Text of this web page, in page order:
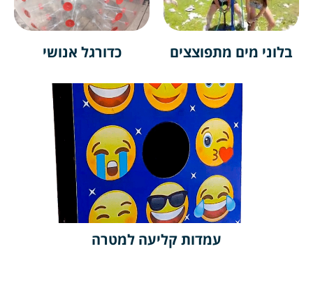
מים מתפוצצים כדורגל אנושי
עמדות קליעה למטרה